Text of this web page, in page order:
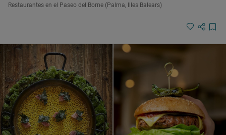
Restaurantes en el Paseo del Borne (Palma, Illes Balears)